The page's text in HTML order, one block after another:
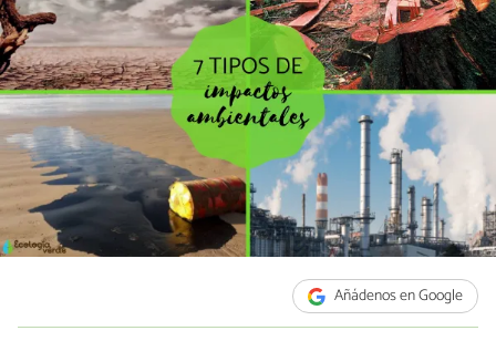
Añádenos en Google